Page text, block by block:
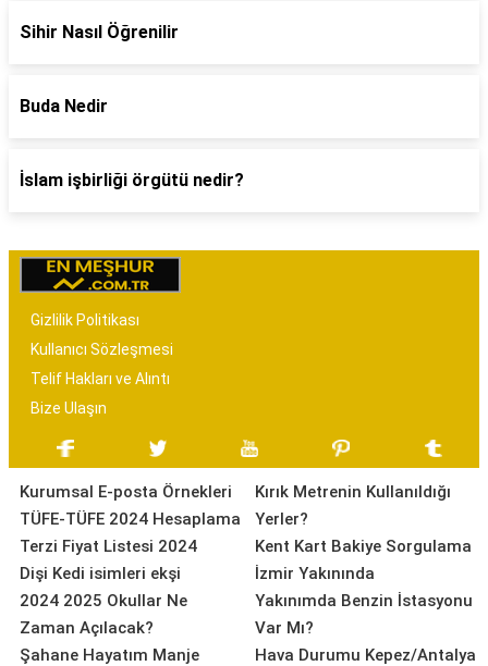
Sihir Nasıl Öğrenilir
Buda Nedir
İslam işbirliği örgütü nedir?
Gizlilik Politikası
Kullanıcı Sözleşmesi
Telif Hakları ve Alıntı
Bize Ulaşın
Kurumsal E-posta Örnekleri
TÜFE-TÜFE 2024 Hesaplama
Terzi Fiyat Listesi 2024
Dişi Kedi isimleri ekşi
2024 2025 Okullar Ne
Zaman Açılacak?
Şahane Hayatım Manje
Kırık Metrenin Kullanıldığı
Yerler?
Kent Kart Bakiye Sorgulama
İzmir Yakınında
Yakınımda Benzin İstasyonu
Var Mı?
Hava Durumu Kepez/Antalya